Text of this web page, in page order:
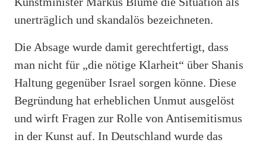
unerträglich und skandalös bezeichneten.
Die Absage wurde damit gerechtfertigt, dass
man nicht für „die nötige Klarheit“ über Shanis
Haltung gegenüber Israel sorgen könne. Diese
Begründung hat erheblichen Unmut ausgelöst
und wirft Fragen zur Rolle von Antisemitismus
in der Kunst auf. In Deutschland wurde das